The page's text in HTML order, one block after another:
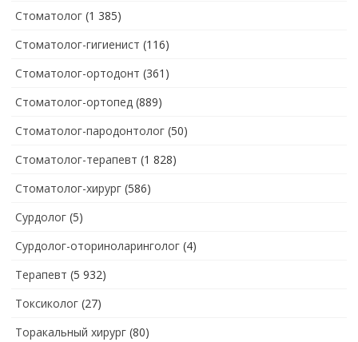
Стоматолог (1 385)
Стоматолог-гигиенист (116)
Стоматолог-ортодонт (361)
Стоматолог-ортопед (889)
Стоматолог-пародонтолог (50)
Стоматолог-терапевт (1 828)
Стоматолог-хирург (586)
Сурдолог (5)
Сурдолог-оториноларинголог (4)
Терапевт (5 932)
Токсиколог (27)
Торакальный хирург (80)